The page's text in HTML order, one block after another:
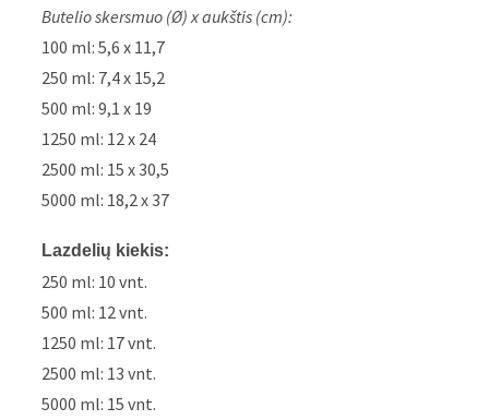
Butelio skersmuo (Ø) x aukštis (cm):
100 ml: 5,6 x 11,7
250 ml: 7,4 x 15,2
500 ml: 9,1 x 19
1250 ml: 12 x 24
2500 ml: 15 x 30,5
5000 ml: 18,2 x 37
Lazdelių kiekis:
250 ml: 10 vnt.
500 ml: 12 vnt.
1250 ml: 17 vnt.
2500 ml: 13 vnt.
5000 ml: 15 vnt.